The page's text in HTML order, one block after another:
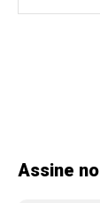
Assine